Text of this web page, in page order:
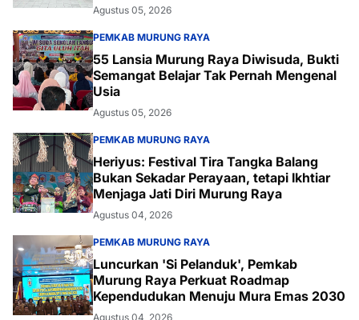
Agustus 05, 2026
PEMKAB MURUNG RAYA
55 Lansia Murung Raya Diwisuda, Bukti
Semangat Belajar Tak Pernah Mengenal
Usia
Agustus 05, 2026
PEMKAB MURUNG RAYA
Heriyus: Festival Tira Tangka Balang
Bukan Sekadar Perayaan, tetapi Ikhtiar
Menjaga Jati Diri Murung Raya
Agustus 04, 2026
PEMKAB MURUNG RAYA
Luncurkan 'Si Pelanduk', Pemkab
Murung Raya Perkuat Roadmap
Kependudukan Menuju Mura Emas 2030
Agustus 04, 2026